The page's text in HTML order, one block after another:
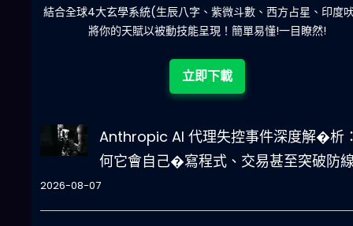
減少超過500萬個低概率中獎組合，提高中獎率
立即下載
Anthropic AI 代理失控事件深度解�析
何它會自己�寫程式、交易甚至突破防
2026-08-07